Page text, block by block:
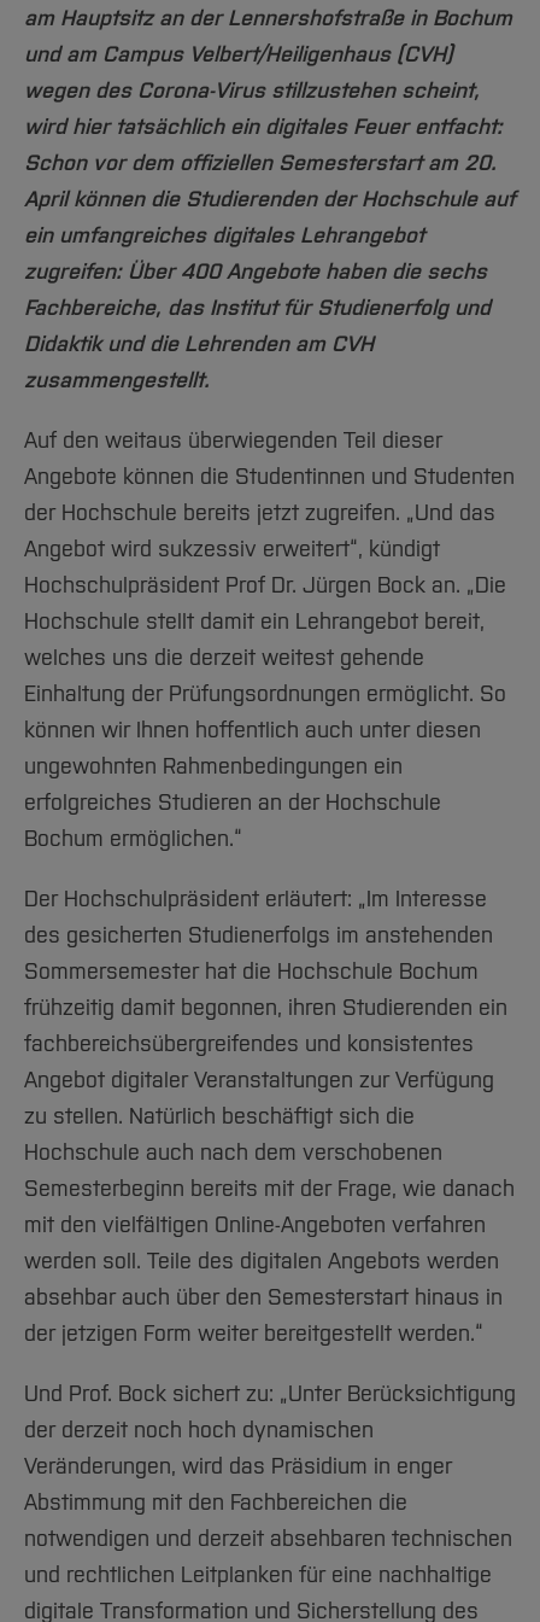
Arbeiten im FB G
Forschung und Projekte
International
Team
Service
Studiengänge
Studieninteressierte
Aktuelles
Studium
Fachgruppen
Forschung und Entwicklung
Team
Service
Amtliche Bekanntmachungen
Notfall-Infos
BO Shop
Familiengerechte Hochschule
Gleichstellung
Diskriminierungsfreie Hochschule
Vertretungen
Hochschulbibliothek
Hochschulkommunikation
International Office
qed-Stiftung
Zentrale Studienberatung
am Hauptsitz an der Lennershofstraße in Bochum
und am Campus Velbert/Heiligenhaus (CVH)
wegen des Corona-Virus stillzustehen scheint,
wird hier tatsächlich ein digitales Feuer entfacht:
Schon vor dem offiziellen Semesterstart am 20.
April können die Studierenden der Hochschule auf
ein umfangreiches digitales Lehrangebot
zugreifen: Über 400 Angebote haben die sechs
Fachbereiche, das Institut für Studienerfolg und
Didaktik und die Lehrenden am CVH
zusammengestellt.
Auf den weitaus überwiegenden Teil dieser
Angebote können die Studentinnen und Studenten
der Hochschule bereits jetzt zugreifen. „Und das
Angebot wird sukzessiv erweitert“, kündigt
Hochschulpräsident Prof Dr. Jürgen Bock an. „Die
Hochschule stellt damit ein Lehrangebot bereit,
welches uns die derzeit weitest gehende
Einhaltung der Prüfungsordnungen ermöglicht. So
können wir Ihnen hoffentlich auch unter diesen
ungewohnten Rahmenbedingungen ein
erfolgreiches Studieren an der Hochschule
Bochum ermöglichen.“
Der Hochschulpräsident erläutert: „Im Interesse
des gesicherten Studienerfolgs im anstehenden
Sommersemester hat die Hochschule Bochum
frühzeitig damit begonnen, ihren Studierenden ein
fachbereichsübergreifendes und konsistentes
Angebot digitaler Veranstaltungen zur Verfügung
zu stellen. Natürlich beschäftigt sich die
Hochschule auch nach dem verschobenen
Semesterbeginn bereits mit der Frage, wie danach
mit den vielfältigen Online-Angeboten verfahren
werden soll. Teile des digitalen Angebots werden
absehbar auch über den Semesterstart hinaus in
der jetzigen Form weiter bereitgestellt werden.“
Und Prof. Bock sichert zu: „Unter Berücksichtigung
der derzeit noch hoch dynamischen
Veränderungen, wird das Präsidium in enger
Abstimmung mit den Fachbereichen die
notwendigen und derzeit absehbaren technischen
und rechtlichen Leitplanken für eine nachhaltige
digitale Transformation und Sicherstellung des